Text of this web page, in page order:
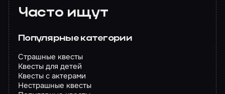
Часто ищут
Популярные категории
Страшные квесты
Квесты для детей
Квесты с актерами
Нестрашные квесты